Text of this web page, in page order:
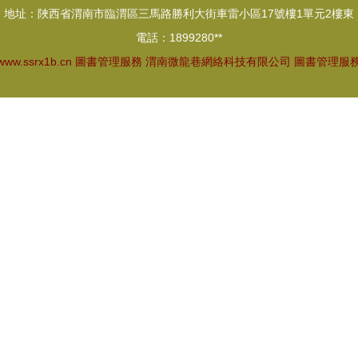
地址：陜西省渭南市臨渭區三馬路勝利大街車雷小區17號樓1單元2樓東
電話：1899280**
圖書管理服務 渭南微龍巷網絡科技有限公司 圖書管理服